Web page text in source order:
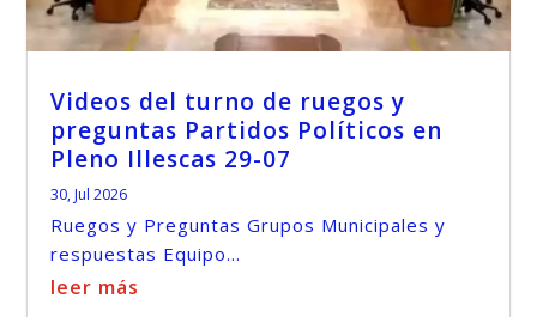
Videos del turno de ruegos y
preguntas Partidos Políticos en
Pleno Illescas 29-07
30, Jul 2026
Ruegos y Preguntas Grupos Municipales y
respuestas Equipo...
leer más